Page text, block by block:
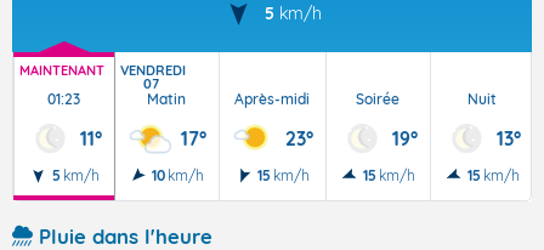
5 km/h
MAINTENANT
01:23
11°
5 km/h
VENDREDI
07
Matin
17°
10 km/h
Après-midi
23°
15 km/h
Soirée
19°
15 km/h
Nuit
13°
15 km/h
Pluie dans l'heure